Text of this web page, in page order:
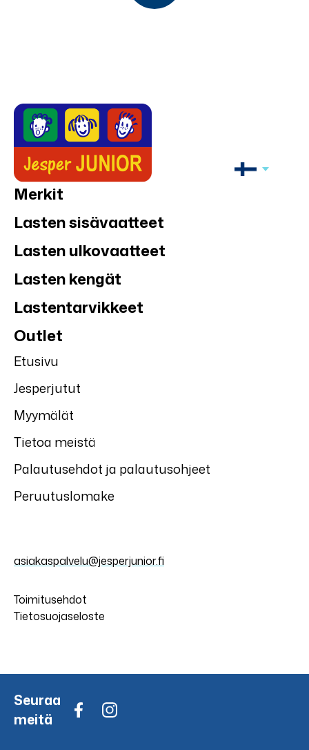
Merkit
Lasten sisävaatteet
Lasten ulkovaatteet
Lasten kengät
Lastentarvikkeet
Outlet
Etusivu
Jesperjutut
Myymälät
Tietoa meistä
Palautusehdot ja palautusohjeet
Peruutuslomake
asiakaspalvelu@jesperjunior.fi
Toimitusehdot
Tietosuojaseloste
Seuraa
meitä